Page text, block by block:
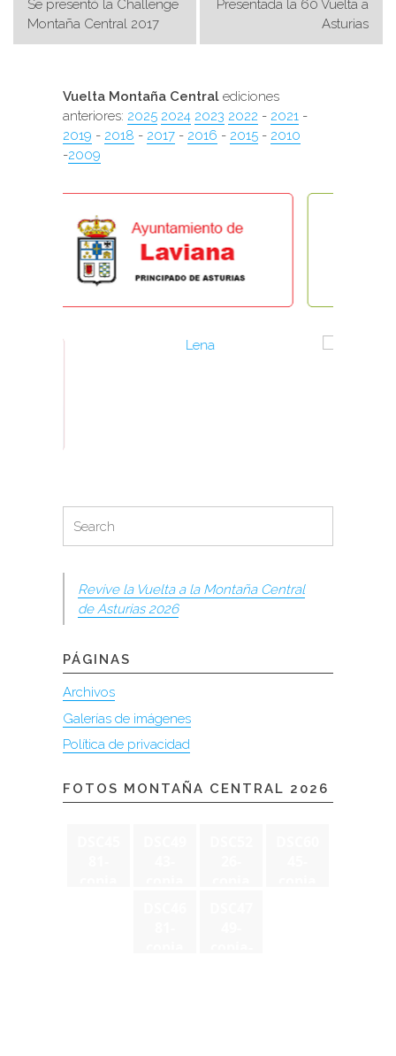
de
Se presentó la Challenge
Montaña Central 2017
Presentada la 60 Vuelta a
Asturias
Vuelta Montaña Central ediciones
anteriores: 2025 2024 2023 2022 - 2021 -
2019 - 2018 - 2017 - 2016 - 2015 - 2010
-2009
for:
Search
Revive la Vuelta a la Montaña Central
de Asturias 2026
PÁGINAS
Archivos
Galerías de imágenes
Política de privacidad
FOTOS MONTAÑA CENTRAL 2026